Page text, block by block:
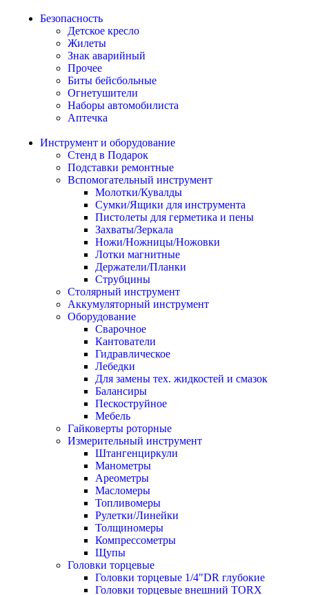
Безопасность
Детское кресло
Жилеты
Знак аварийный
Прочее
Биты бейсбольные
Огнетушители
Наборы автомобилиста
Аптечка
Инструмент и оборудование
Стенд в Подарок
Подставки ремонтные
Вспомогательный инструмент
Молотки/Кувалды
Сумки/Ящики для инструмента
Пистолеты для герметика и пены
Захваты/Зеркала
Ножи/Ножницы/Ножовки
Лотки магнитные
Держатели/Планки
Струбцины
Столярный инструмент
Аккумуляторный инструмент
Оборудование
Сварочное
Кантователи
Гидравлическое
Лебедки
Для замены тех. жидкостей и смазок
Балансиры
Пескоструйное
Мебель
Гайковерты роторные
Измерительный инструмент
Штангенциркули
Манометры
Ареометры
Масломеры
Топливомеры
Рулетки/Линейки
Толщиномеры
Компрессометры
Щупы
Головки торцевые
Головки торцевые 1/4"DR глубокие
Головки торцевые внешний TORX